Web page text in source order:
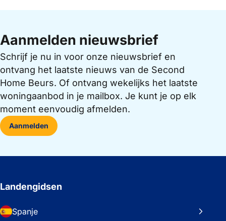
Aanmelden nieuwsbrief
Schrijf je nu in voor onze nieuwsbrief en
ontvang het laatste nieuws van de Second
Home Beurs. Of ontvang wekelijks het laatste
woningaanbod in je mailbox. Je kunt je op elk
moment eenvoudig afmelden.
Aanmelden
Landengidsen
Spanje